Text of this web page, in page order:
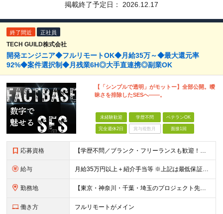
掲載終了予定日： 2026.12.17
終了間近 正社員
TECH GUILD株式会社
開発エンジニア◆フルリモートOK◆月給35万～◆最大還元率
92%◆案件選択制◆月残業6H◎大手直連携◎副業OK
【「シンプルで透明」がモットー】全部公開。曖
昧さを排除したSESへ――。
未経験歓迎 学歴不問 ベテランOK
完全週休2日 賞与複数月 面接1回
応募資格 【学歴不問／ブランク・フリーランスも歓迎！】 ●何かしらの言語での開発経験がある方（担当フェーズ・経験年数不問！） ※外国籍の方は日本語能力試験N1必須 ★こんな方にピッタリです！ ・還元率や評価制
給与 月給35万円以上＋紹介手当等 ※上記は最低保証額。前職給与を保証します ※固定残業代（30時間分／5万8594円以上）含む。超過分は別途全額支給 ※案件単価から「10万円（会社利益）」を引いた額が還元
勤務地 【東京・神奈川・千葉・埼玉のプロジェクト先】 ※転居を伴う転勤なし。ご希望や居住地を考慮して決定します。 ※リモートワーク導入案件多数（フルリモートもあり）。 ＜本社＞ 東京都品川区東五反田5-22
働き方 フルリモートがメイン